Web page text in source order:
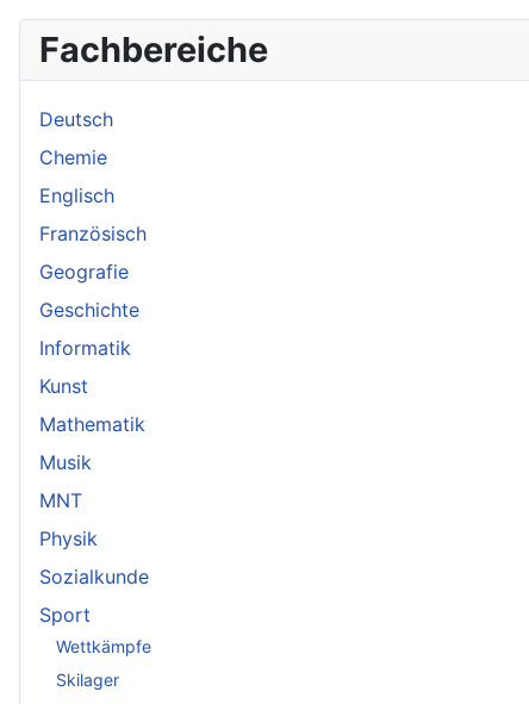
Fachbereiche
Deutsch
Chemie
Englisch
Französisch
Geografie
Geschichte
Informatik
Kunst
Mathematik
Musik
MNT
Physik
Sozialkunde
Sport
Wettkämpfe
Skilager